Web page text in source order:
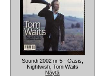
Soundi 2002 nr 5 - Oasis,
Nightwish, Tom Waits
Näytä